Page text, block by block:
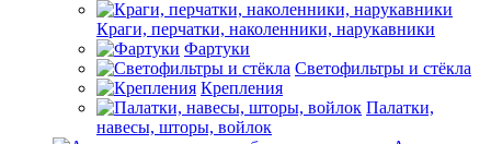
Краги, перчатки, наколенники, нарукавники
Фартуки
Светофильтры и стёкла
Крепления
Палатки,
навесы, шторы, войлок